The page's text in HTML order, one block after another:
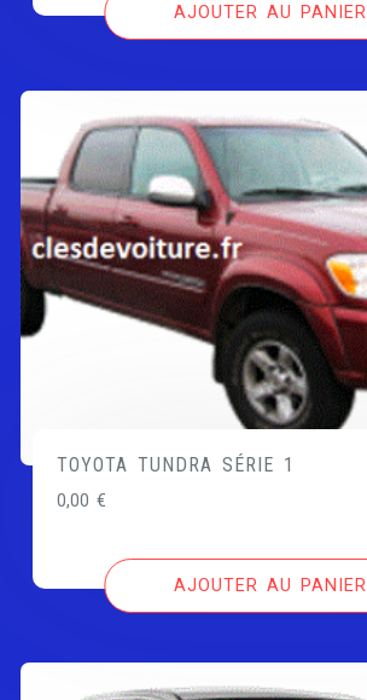
est :
AJOUTER AU PANIER
TOYOTA TUNDRA SÉRIE 1
0,00€
AJOUTER AU PANIER